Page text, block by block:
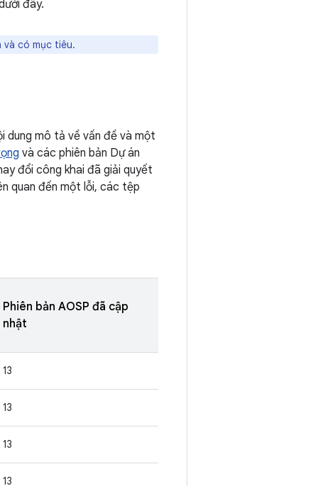
đây.
và có mục tiêu.
dung mô tả về vấn đề và một
và các phiên bản Dự án
đổi công khai đã giải quyết
quan đến một lỗi, các tệp
Phiên bản AOSP đã cập
nhật
13
13
13
13